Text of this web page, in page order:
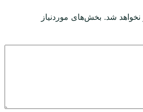
شد. بخش‌های موردنیاز